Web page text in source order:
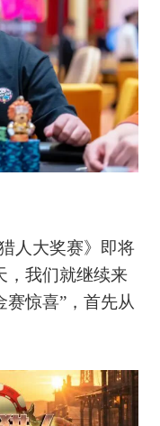
人大奖赛》即将
，我们就继续来
赛惊喜”，首先从